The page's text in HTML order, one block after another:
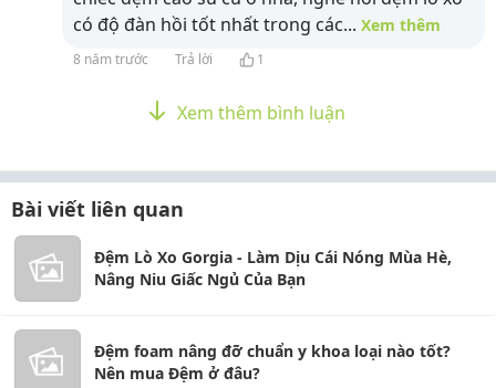
có độ đàn hồi tốt nhất trong các... Xem thêm
8 năm trước Trả lời 1
Xem thêm bình luận
Bài viết liên quan
Đệm Lò Xo Gorgia - Làm Dịu Cái Nóng Mùa Hè,
Nâng Niu Giấc Ngủ Của Bạn
Đệm foam nâng đỡ chuẩn y khoa loại nào tốt?
Nên mua Đệm ở đâu?